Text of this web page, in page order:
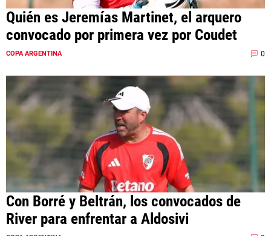
Quién es Jeremías Martinet, el arquero
convocado por primera vez por Coudet
COPA ARGENTINA 0
Con Borré y Beltrán, los convocados de
River para enfrentar a Aldosivi